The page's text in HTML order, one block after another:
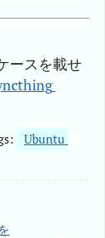
ースを載せ
Ubuntu